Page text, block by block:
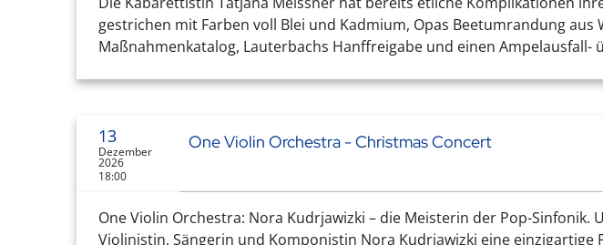
gestrichen mit Farben voll Blei und Kadmium, Opas Beetumrandung
Maßnahmenkatalog, Lauterbachs Hanffreigabe und einen Ampelausfall-
13
Dezember
2026
18:00
One Violin Orchestra - Christmas Concert
One Violin Orchestra: Nora Kudrjawizki – die Meisterin der Pop-
Violinistin, Sängerin und Komponistin Nora Kudrjawizki eine